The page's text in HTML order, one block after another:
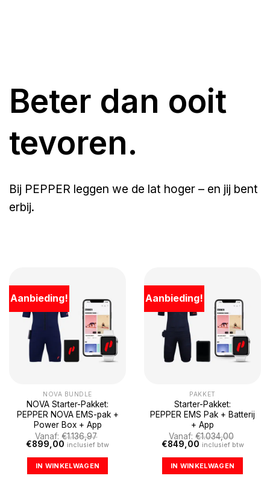
Beter dan ooit
tevoren.
Bij PEPPER leggen we de lat hoger – en jij bent
erbij.
Aanbieding!
NOVA BUNDLE
NOVA Starter-Pakket:
PEPPER NOVA EMS-pak +
Power Box + App
Vanaf:€1.136,97
Oorspronkelijke
was:
€1.136,97.
€899,00 Huidige
is:
€899,00.
inclusief btw
IN WINKELWAGEN
Aanbieding!
PAKKET
Starter-Pakket:
PEPPER EMS Pak + Batterij
+ App
Vanaf: €1.034,00
Oorspronkelijke
was:
€1.034,00.
€849,00Huidige
is:
€849,00.
inclusief btw
IN WINKELWAGEN